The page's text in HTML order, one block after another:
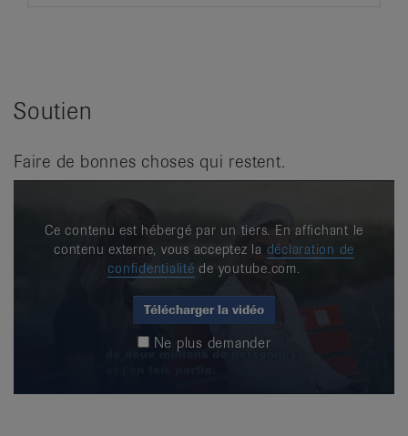
Soutien
Faire de bonnes choses qui restent.
Ce contenu est hébergé par un tiers. En affichant le
contenu externe, vous acceptez la déclaration de
confidentialité de youtube.com.
Télécharger la vidéo
Ne plus demander